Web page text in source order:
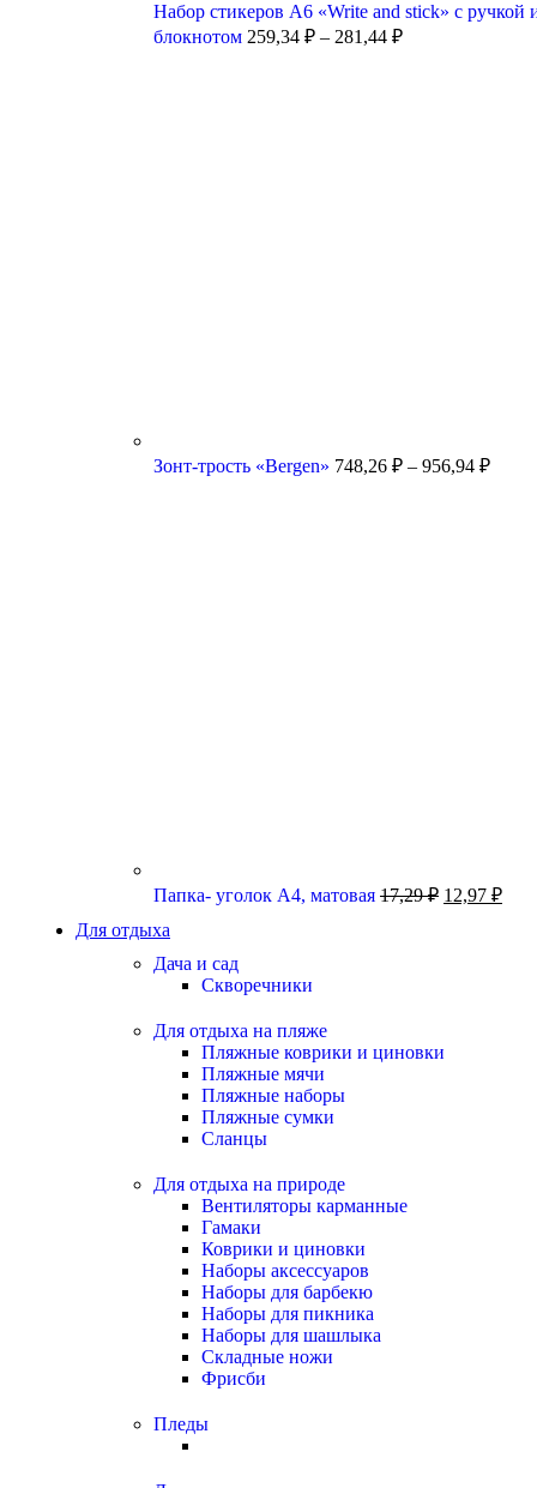
Набор стикеров А6 «Write and stick» с ручкой
блокнотом 259,34 ₽ – 281,44 ₽
Зонт-трость «Bergen» 748,26 ₽ – 956,94 ₽
Папка- уголок А4, матовая 17,29₽ 12,97 ₽
Для отдыха
Дача и сад
Скворечники
Для отдыха на пляже
Пляжные коврики и циновки
Пляжные мячи
Пляжные наборы
Пляжные сумки
Сланцы
Для отдыха на природе
Вентиляторы карманные
Гамаки
Коврики и циновки
Наборы аксессуаров
Наборы для барбекю
Наборы для пикника
Наборы для шашлыка
Складные ножи
Фрисби
Пледы